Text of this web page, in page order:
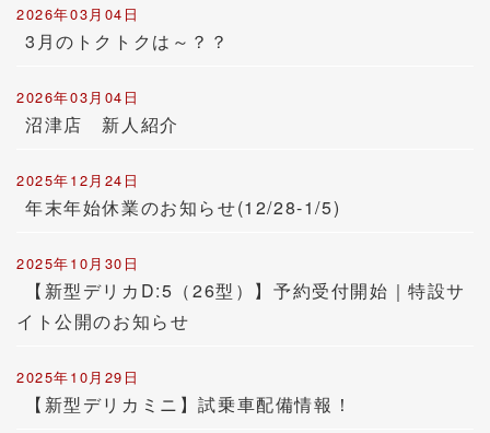
2026年03月04日
3月のトクトクは～？？
2026年03月04日
沼津店 新人紹介
2025年12月24日
年末年始休業のお知らせ(12/28-1/5)
2025年10月30日
【新型デリカD:5（26型）】予約受付開始｜特設サ
イト公開のお知らせ
2025年10月29日
【新型デリカミニ】試乗車配備情報！